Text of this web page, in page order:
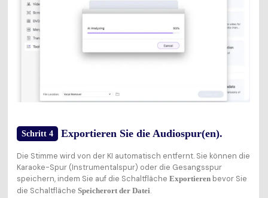
Schritt 4 Exportieren Sie die Audiospur(en).
Die Stimme wird von der KI automatisch entfernt. Sie können die
Karaoke-Spur (Instrumentalspur) oder die Gesangsspur
speichern, indem Sie auf die Schaltfläche Exportierenbevor Sie
die Schaltfläche Speicherort der Datei.